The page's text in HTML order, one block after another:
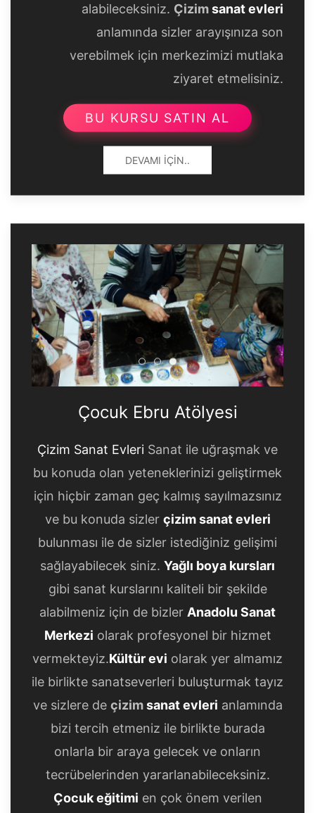
alabileceksiniz. Çizimsanat evleri
anlamında sizler arayışınıza son
verebilmek için merkezimizi mutlaka
ziyaret etmelisiniz.
BU KURSU SATIN AL
DEVAMI İÇIN..
Çocuk Ebru Atölyesi
Çocuk Ebru Atölyesi
Çocuk Ebru Atölyesi
Çocuk Ebru Atölyesi
Çizim Sanat Evleri Sanat ile uğraşmak ve
bu konuda olan yeteneklerinizi geliştirmek
için hiçbir zaman geç kalmış sayılmazsınız
ve bu konuda sizler çizim sanat evleri
bulunması ile de sizler istediğiniz gelişimi
sağlayabilecek siniz. Yağlı boya kursları
gibi sanat kurslarını kaliteli bir şekilde
alabilmeniz için de bizler Anadolu Sanat
Merkezi olarak profesyonel bir hizmet
vermekteyiz.Kültür evi olarak yer almamız
ile birlikte sanatseverleri buluşturmak tayız
ve sizlere de çizimsanat evleri anlamında
bizi tercih etmeniz ile birlikte burada
onlarla bir araya gelecek ve onların
tecrübelerinden yararlanabileceksiniz.
Çocuk eğitimi en çok önem verilen